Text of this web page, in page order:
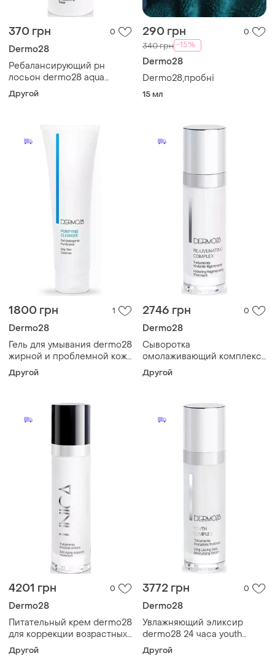
370 грн 0
Dermo28
Ребалансирующий рн
лосьон dermo28 aqua
regolatore ph 30 мл
Другой
290 грн 0
340 грн -15%
Dermo28
Dermo28,пробні
15 мл
1800 грн 1
Dermo28
Гель для умывания dermo28
жирной и проблемной кожи
pura purifying cleanser 150
мл
Другой
2746 грн 0
Dermo28
Сыворотка
омолаживающий комплекс
dermo28 aqua rejuvenating
complex 30 мл
Другой
4201 грн 0
Dermo28
Питательный крем dermo28
для коррекции возрастных
изменений кожи unica unica
50 мл
Другой
3772 грн 0
Dermo28
Увлажняющий эликсир
dermo28 24 часа youth
youth complex 30 мл
Другой